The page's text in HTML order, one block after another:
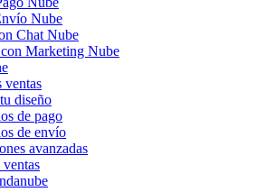
Nube
Chat Nube
Marketing Nube
ventas
diseño
de pago
de envío
avanzadas
ventas